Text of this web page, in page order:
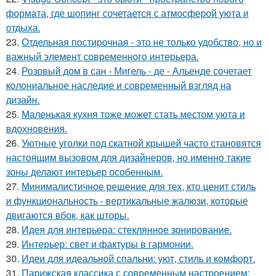
формата, где шопинг сочетается с атмосферой уюта и
отдыха.
23. Отдельная постирочная - это не только удобство, но и
важный элемент современного интерьера.
24. Розовый дом в сан - Мигель - де - Альенде сочетает
колониальное наследие и современный взгляд на
дизайн.
25. Маленькая кухня тоже может стать местом уюта и
вдохновения.
26. Уютные уголки под скатной крышей часто становятся
настоящим вызовом для дизайнеров, но именно такие
зоны делают интерьер особенным.
27. Минималистичное решение для тех, кто ценит стиль
и функциональность - вертикальные жалюзи, которые
двигаются вбок, как шторы.
28. Идея для интерьера: стеклянное зонирование.
29. Интерьер: свет и фактуры в гармонии.
30. Идеи для идеальной спальни: уют, стиль и комфорт.
31. Парижская классика с современным настроением: